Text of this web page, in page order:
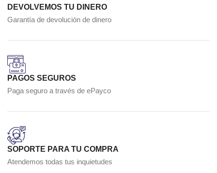
DEVOLVEMOS TU DINERO
Garantía de devolución de dinero
PAGOS SEGUROS
Paga seguro a través de ePayco
SOPORTE PARA TU COMPRA
Atendemos todas tus inquietudes